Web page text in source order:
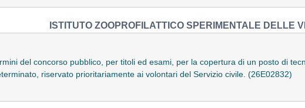
ISTITUTO ZOOPROFILATTICO SPERIMENTALE DELLE
del concorso pubblico, per titoli ed esami, per la copertura di un posto di
riservato prioritariamente ai volontari del Servizio civile. (26E02832)